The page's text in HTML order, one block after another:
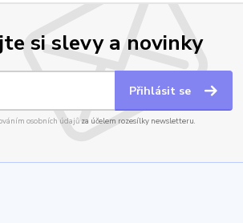
si slevy a novinky
Přihlásit se
osobních údajůza účelem rozesílky newsletteru.